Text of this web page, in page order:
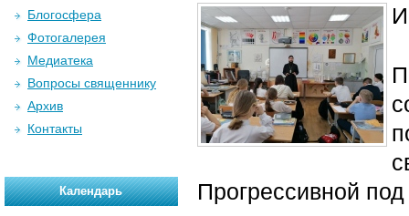
Прогрессивной
Блогосфера
Фотогалерея
Медиатека
Вопросы священнику
Архив
Контакты
Календарь